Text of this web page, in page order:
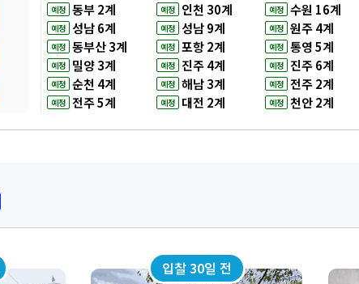
예정 동부 2계 예정 인천 30계 예정 수원 16계
예정 성남 6계 예정 성남 9계 예정 원주 4계
예정 동부산 3계 예정 포항 2계 예정 통영 5계
예정 밀양 3계 예정 진주 4계 예정 진주 6계
예정 순천 4계 예정 해남 3계 예정 전주 2계
예정 전주 5계 예정 대전 2계 예정 천안 2계
입찰 30일 전